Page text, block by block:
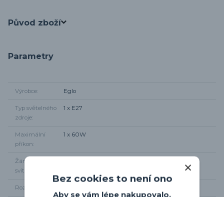
Původ zboží
Parametry
Výrobce Eglo
Typ světelného
zdroje
1 x E27
Maximální
příkon
1 x 60W
Žárovky součástí
svítidla
Rozměr svítidla
Bez cookies to není ono
Aby se vám lépe nakupovalo,